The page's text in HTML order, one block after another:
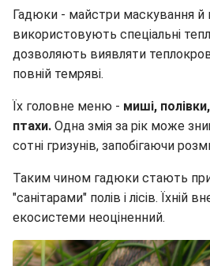
Гадюки - майстри маскування й
використовують спеціальні
дозволяють виявляти
повній темряві.
Їх головне меню - миші,
птахи. Одна змія за рік може
сотні гризунів, запобігаючи
Таким чином гадюки стають
"санітарами" полів і лісів. Їхній
екосистеми неоціненний.